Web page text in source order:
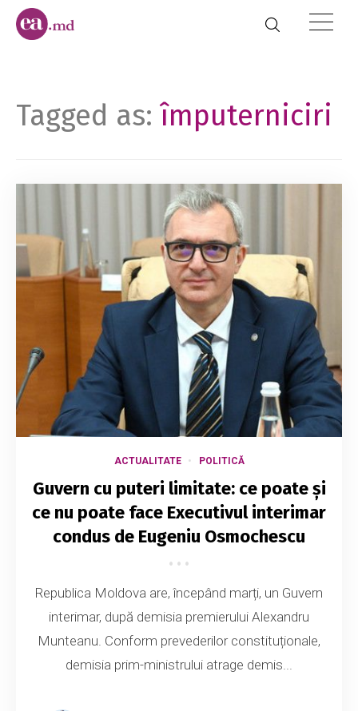
Tagged as:împuterniciri
ACTUALITATE POLITICĂ
Guvern cu puteri limitate: ce poate și
ce nu poate face Executivul interimar
condus de Eugeniu Osmochescu
Republica Moldova are, începând marți, un Guvern
interimar, după demisia premierului Alexandru
Munteanu. Conform prevederilor constituționale,
demisia prim-ministrului atrage demis...